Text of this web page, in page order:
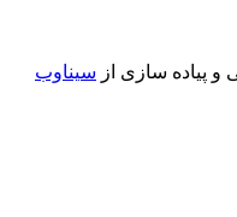
و پیاده سازی از سیناوب